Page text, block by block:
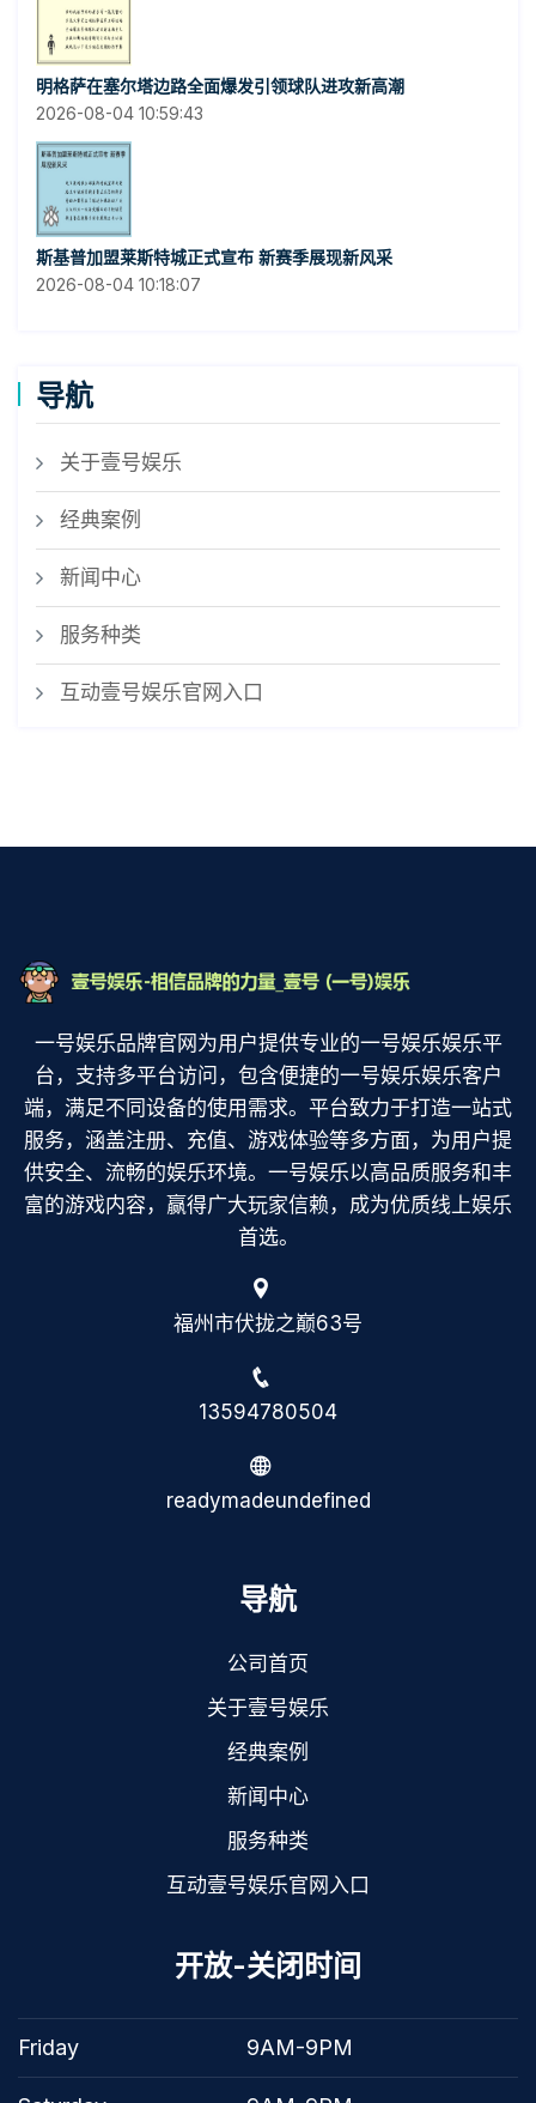
明格萨在塞尔塔边路全面爆发引领球队进攻新高潮
2026-08-04 10:59:43
斯基普加盟莱斯特城正式宣布 新赛季展现新风采
2026-08-04 10:18:07
导航
关于壹号娱乐
经典案例
新闻中心
服务种类
互动壹号娱乐官网入口
一号娱乐品牌官网为用户提供专业的一号娱乐娱乐平
台，支持多平台访问，包含便捷的一号娱乐娱乐客户
端，满足不同设备的使用需求。平台致力于打造一站式
服务，涵盖注册、充值、游戏体验等多方面，为用户提
供安全、流畅的娱乐环境。一号娱乐以高品质服务和丰
富的游戏内容，赢得广大玩家信赖，成为优质线上娱乐
首选。
福州市伏拢之巅63号
13594780504
readymadeundefined
导航
公司首页
关于壹号娱乐
经典案例
新闻中心
服务种类
互动壹号娱乐官网入口
开放-关闭时间
Friday 9AM-9PM